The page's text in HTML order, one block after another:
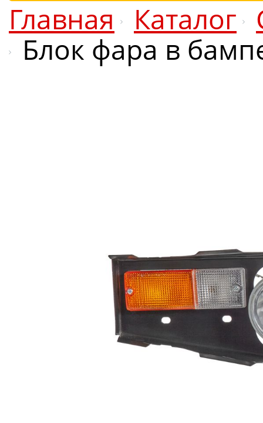
Главная Каталог
Блок фара в